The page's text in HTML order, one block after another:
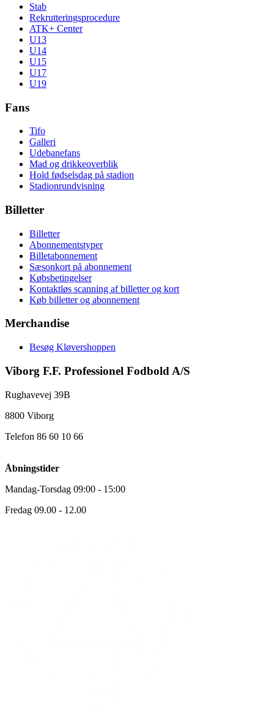
Stab
Rekrutteringsprocedure
ATK+ Center
U13
U14
U15
U17
U19
Fans
Tifo
Galleri
Udebanefans
Mad og drikkeoverblik
Hold fødselsdag på stadion
Stadionrundvisning
Billetter
Billetter
Abonnementstyper
Billetabonnement
Sæsonkort på abonnement
Købsbetingelser
Kontaktløs scanning af billetter og kort
Køb billetter og abonnement
Merchandise
Besøg Kløvershoppen
Viborg F.F. Professionel Fodbold A/S
Rughavevej 39B
8800 Viborg
Telefon 86 60 10 66
Åbningstider
Mandag-Torsdag 09:00 - 15:00
Fredag 09.00 - 12.00